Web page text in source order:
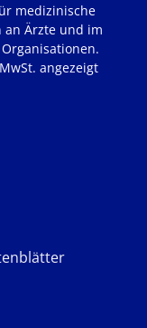
medizinische
an Ärzte und im
angezeigt